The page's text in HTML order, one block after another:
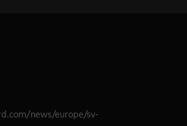
news/europe/sv-